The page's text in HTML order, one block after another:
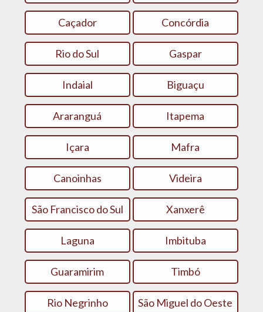
Caçador Concórdia
Rio do Sul Gaspar
Indaial Biguaçu
Araranguá Itapema
Içara Mafra
Canoinhas Videira
São Francisco do Sul Xanxerê
Laguna Imbituba
Guaramirim Timbó
Rio Negrinho São Miguel do Oeste